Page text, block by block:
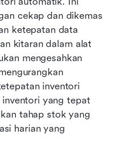
cekap dan dikemas
ketepatan data
kitaran dalam alat
mengesahkan
inventori
inventori yang tepat
tahap stok yang
harian yang